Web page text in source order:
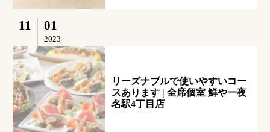
11 01
2023
リーズナブルで使いやすいコー
スあります | 全席個室 鮮や一夜
名駅4丁目店